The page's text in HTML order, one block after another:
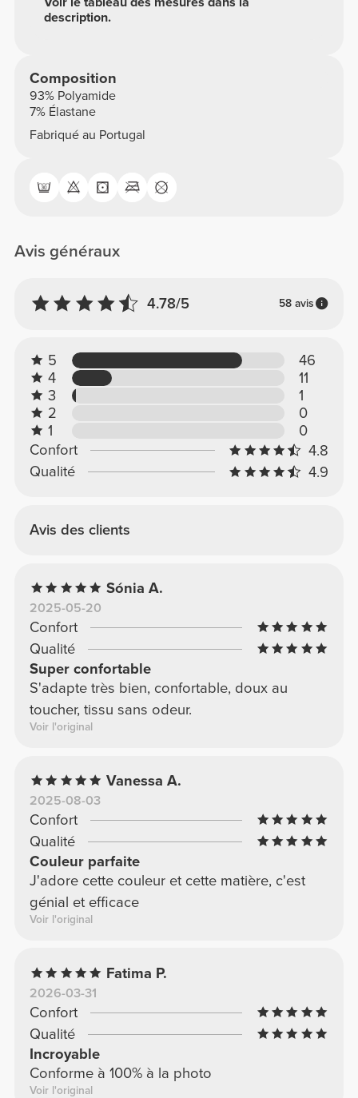
description.
Composition
93% Polyamide
7% Élastane
Fabriqué au Portugal
Avis généraux
4.78/5 58 avis
5
46
4
11
3
1
2
0
1
0
Confort
4.8
Qualité
4.9
Avis des clients
Sónia A.
2025-05-20
Confort
Qualité
Super confortable
S'adapte très bien, confortable, doux au
toucher, tissu sans odeur.
Voir l'original
Vanessa A.
2025-08-03
Confort
Qualité
Couleur parfaite
J'adore cette couleur et cette matière, c'est
génial et efficace
Voir l'original
Fatima P.
2026-03-31
Confort
Qualité
Incroyable
Conforme à 100% à la photo
Voir l'original